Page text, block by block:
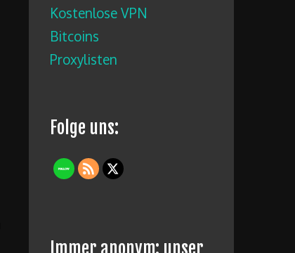
Kostenlose VPN
Bitcoins
Proxylisten
Folge uns:
Immer anonym: unser